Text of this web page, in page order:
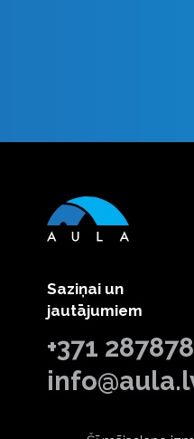
Saziņai un
jautājumiem
+371